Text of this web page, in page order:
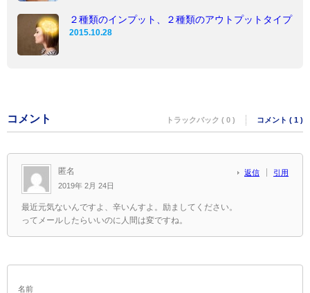
２種類のインプット、２種類のアウトプットタイプ
2015.10.28
コメント トラックバック ( 0 ) コメント ( 1 )
匿名
2019年 2月 24日
返信 引用
最近元気ないんですよ、辛いんすよ。励ましてください。
ってメールしたらいいのに人間は変ですね。
名前